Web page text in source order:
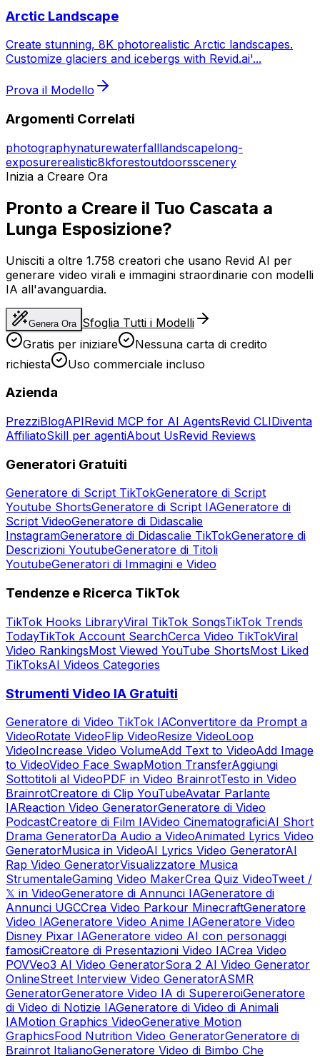
Arctic Landscape
Create stunning, 8K photorealistic Arctic landscapes.
Customize glaciers and icebergs with Revid.ai'...
Prova il Modello
Argomenti Correlati
photographynaturewaterfalllandscapelong-
exposurerealistic8kforestoutdoorsscenery
Inizia a Creare Ora
Pronto a Creare il Tuo Cascata a
Lunga Esposizione?
Unisciti a oltre 1.758 creatori che usano Revid AI per
generare video virali e immagini straordinarie con modelli
IA all'avanguardia.
Genera Ora Sfoglia Tutti i Modelli
Gratis per iniziare
Nessuna carta di credito
richiesta
Uso commerciale incluso
Azienda
PrezziBlogAPIRevid MCP for AI AgentsRevid CLIDiventa
AffiliatoSkill per agentiAbout UsRevid Reviews
Generatori Gratuiti
Generatore di Script TikTokGeneratore di Script
Youtube ShortsGeneratore di Script IAGeneratore di
Script VideoGeneratore di Didascalie
InstagramGeneratore di Didascalie TikTokGeneratore di
Descrizioni YoutubeGeneratore di Titoli
YoutubeGeneratori di Immagini e Video
Tendenze e Ricerca TikTok
TikTok Hooks LibraryViral TikTok SongsTikTok Trends
TodayTikTok Account SearchCerca Video TikTokViral
Video RankingsMost Viewed YouTube ShortsMost Liked
TikToksAI Videos Categories
Strumenti Video IA Gratuiti
Generatore di Video TikTok IAConvertitore da Prompt a
VideoRotate VideoFlip VideoResize VideoLoop
VideoIncrease Video VolumeAdd Text to VideoAdd Image
to VideoVideo Face SwapMotion TransferAggiungi
Sottotitoli al VideoPDF in Video BrainrotTesto in Video
BrainrotCreatore di Clip YouTubeAvatar Parlante
IAReaction Video GeneratorGeneratore di Video
PodcastCreatore di Film IAVideo CinematograficiAI Short
Drama GeneratorDa Audio a VideoAnimated Lyrics Video
GeneratorMusica in VideoAI Lyrics Video GeneratorAI
Rap Video GeneratorVisualizzatore Musica
StrumentaleGaming Video MakerCrea Quiz VideoTweet /
𝕏 in VideoGeneratore di Annunci IAGeneratore di
Annunci UGCCrea Video Parkour MinecraftGeneratore
Video IAGeneratore Video Anime IAGeneratore Video
Disney Pixar IAGeneratore video AI con personaggi
famosiCreatore di Presentazioni Video IACrea Video
POVVeo3 AI Video GeneratorSora 2 AI Video Generator
OnlineStreet Interview Video GeneratorASMR
GeneratorGeneratore Video IA di SupereroiGeneratore
di Video di Notizie IAGeneratore di Video di Animali
IAMotion Graphics VideoGenerative Motion
GraphicsFood Nutrition Video GeneratorGeneratore di
Brainrot ItalianoGeneratore Video di Bimbo Che